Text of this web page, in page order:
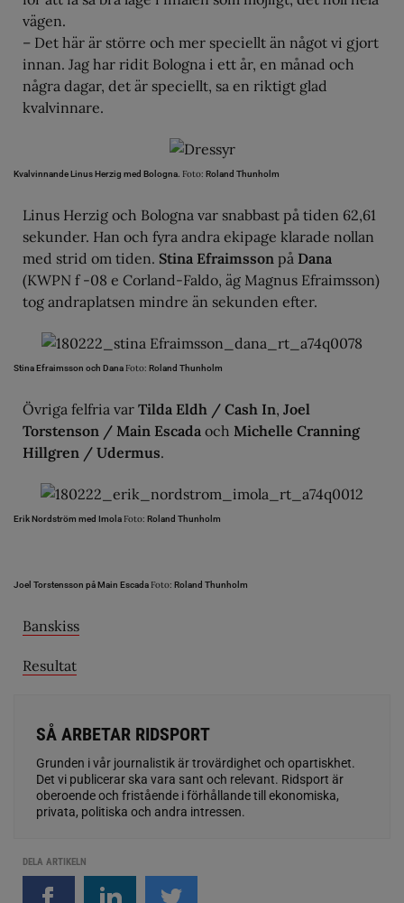
vägen.
– Det här är större och mer speciellt än något vi gjort
innan. Jag har ridit Bologna i ett år, en månad och
några dagar, det är speciellt, sa en riktigt glad
kvalvinnare.
Kvalvinnande Linus Herzig med Bologna. Foto: Roland Thunholm
Linus Herzig och Bologna var snabbast på tiden 62,61
sekunder. Han och fyra andra ekipage klarade nollan
med strid om tiden. Stina Efraimsson på Dana
(KWPN f -08 e Corland-Faldo, äg Magnus Efraimsson)
tog andraplatsen mindre än sekunden efter.
Stina Efraimsson och Dana Foto: Roland Thunholm
Övriga felfria var Tilda Eldh / Cash In, Joel
Torstenson / Main Escada och Michelle Cranning
Hillgren / Udermus.
Erik Nordström med Imola Foto: Roland Thunholm
Joel Torstensson på Main Escada Foto: Roland Thunholm
Banskiss
Resultat
SÅ ARBETAR RIDSPORT
Grunden i vår journalistik är trovärdighet och opartiskhet.
Det vi publicerar ska vara sant och relevant. Ridsport är
oberoende och fristående i förhållande till ekonomiska,
privata, politiska och andra intressen.
DELA ARTIKELN